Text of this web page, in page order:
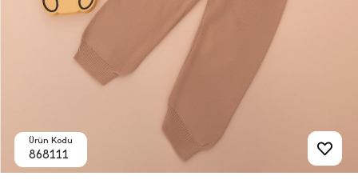
Ürün Kodu
868111